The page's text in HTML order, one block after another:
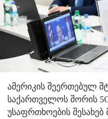
ამერიკის შეერთებულ
საქართველოს შორის
უსაფრთხოების შესახებ